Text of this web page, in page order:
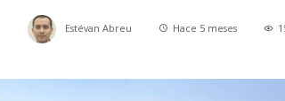
Estévan Abreu Hace 5 meses